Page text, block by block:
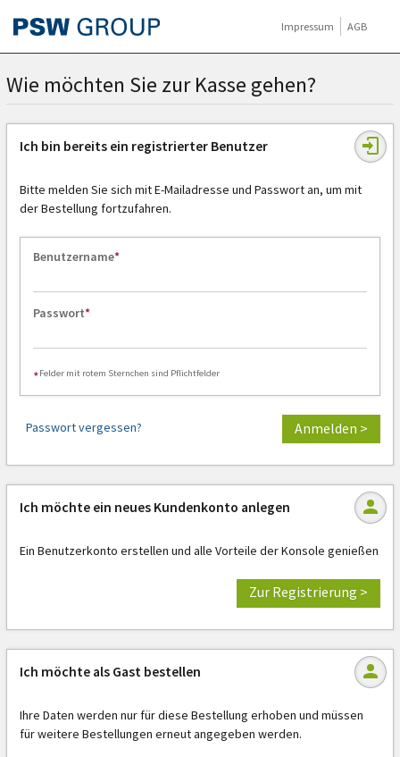
Impressum AGB
Wie möchten Sie zur Kasse gehen?
Ich bin bereits ein registrierter Benutzer
Bitte melden Sie sich mit E-Mailadresse und Passwort an, um mit
der Bestellung fortzufahren.
Benutzername
Passwort
Felder mit rotem Sternchen sind Pflichtfelder
Passwort vergessen? Anmelden >
Ich möchte ein neues Kundenkonto anlegen
Ein Benutzerkonto erstellen und alle Vorteile der Konsole genießen
Zur Registrierung >
Ich möchte als Gast bestellen
Ihre Daten werden nur für diese Bestellung erhoben und müssen
für weitere Bestellungen erneut angegeben werden.